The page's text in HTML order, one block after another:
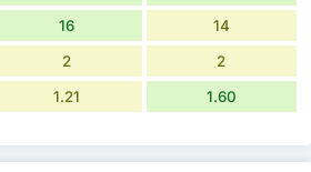
16 14
2 2
1.21 1.60